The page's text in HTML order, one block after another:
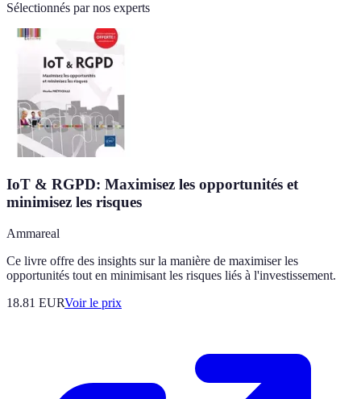
Sélectionnés par nos experts
IoT & RGPD: Maximisez les opportunités et
minimisez les risques
Ammareal
Ce livre offre des insights sur la manière de maximiser les
opportunités tout en minimisant les risques liés à l'investissement.
18.81 EURVoir le prix